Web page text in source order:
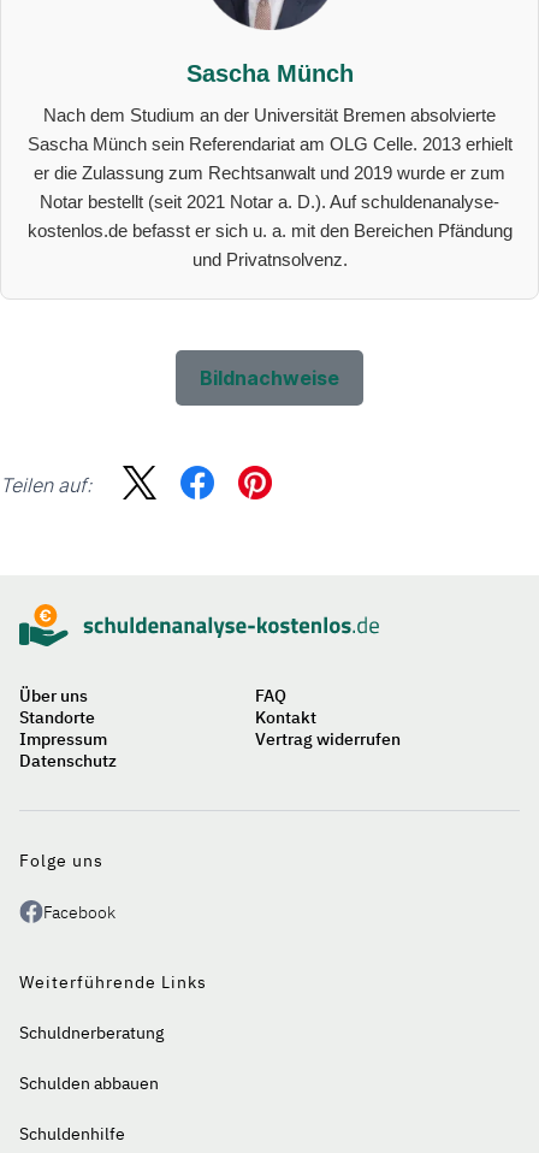
Sascha Münch
Nach dem Studium an der Universität Bremen absolvierte
Sascha Münch sein Referendariat am OLG Celle. 2013 erhielt
er die Zulassung zum Rechtsanwalt und 2019 wurde er zum
Notar bestellt (seit 2021 Notar a. D.). Auf schuldenanalyse-
kostenlos.de befasst er sich u. a. mit den Bereichen Pfändung
und Privatnsolvenz.
Bildnachweise
Teilen auf:
Über uns
FAQ
Standorte
Kontakt
Impressum
Vertrag widerrufen
Datenschutz
Folge uns
Facebook
Weiterführende Links
Schuldnerberatung
Schulden abbauen
Schuldenhilfe